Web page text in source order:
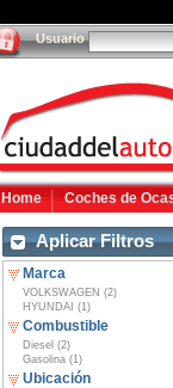
Usuario
Home Coches de
Aplicar Filtros
Marca
VOLKSWAGEN (2)
HYUNDAI (1)
Combustible
Diesel (2)
Gasolina (1)
Ubicación